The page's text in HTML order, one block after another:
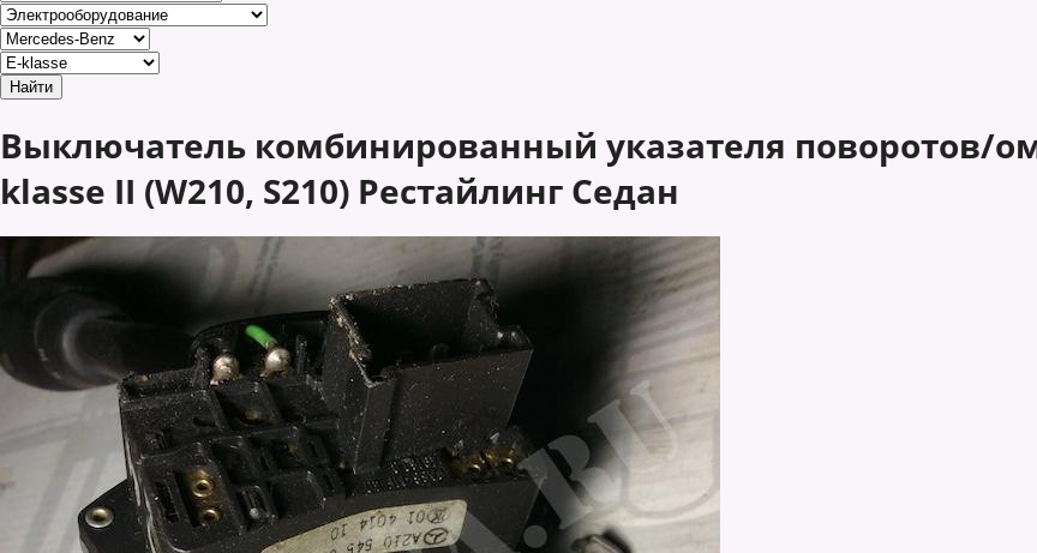
Выключатель комбинированный указателя поворотов/
klasse II (W210, S210) Рестайлинг Седан